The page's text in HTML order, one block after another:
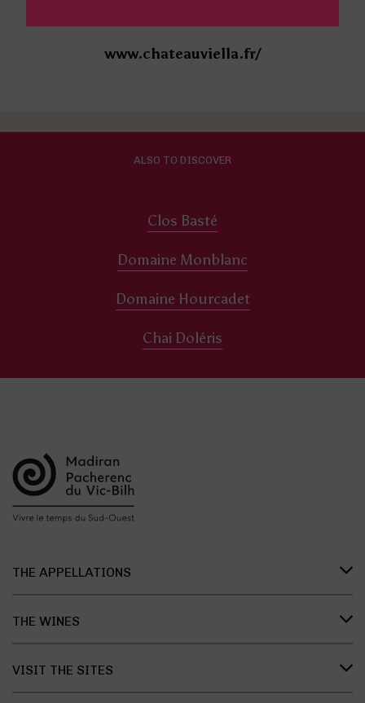
www.chateauviella.fr/
ALSO TO DISCOVER
Clos Basté
Domaine Monblanc
Domaine Hourcadet
Chai Doléris
THE APPELLATIONS
The history of the appellations
Research & development
THE WINES
VISIT THE SITES